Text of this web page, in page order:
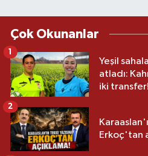
Çok Okunanlar
Yeşil
atladı:
iki transfer!
1
Erkoç'tan
2